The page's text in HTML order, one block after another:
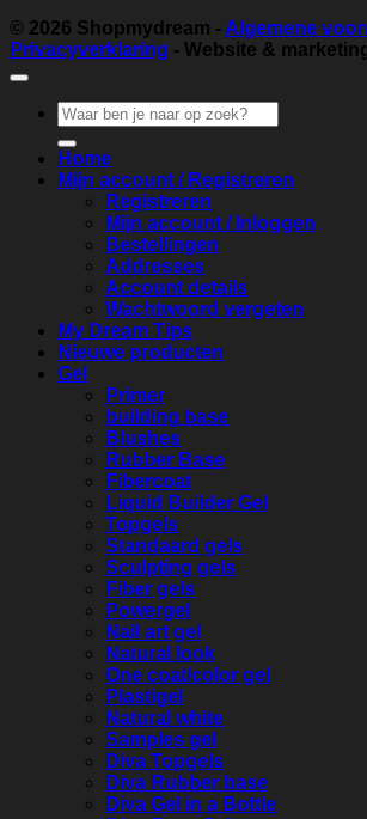
© 2026 Shopmydream - Algemene
Privacyverklaring - Website &
Zoeken
naar:
Home
Mijn account / Registreren
Registreren
Mijn account / Inloggen
Bestellingen
Addresses
Account details
Wachtwoord vergeten
My Dream Tips
Nieuwe producten
Gel
Primer
building base
Blushes
Rubber Base
Fibercoat
Liquid Builder Gel
Topgels
Standaard gels
Sculpting gels
Fiber gels
Powergel
Nail art gel
Natural look
One coat/color gel
Plastigel
Natural white
Samples gel
Diva Topgels
Diva Rubber base
Diva Gel in a Bottle